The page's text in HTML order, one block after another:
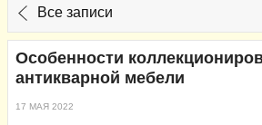
Все записи
Особенности
антикварной мебели
17 МАЯ 2022